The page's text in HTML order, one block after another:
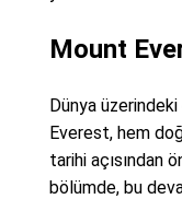
Mount
Dünya
Everest, hem
tarihi açısından
bölümde, bu